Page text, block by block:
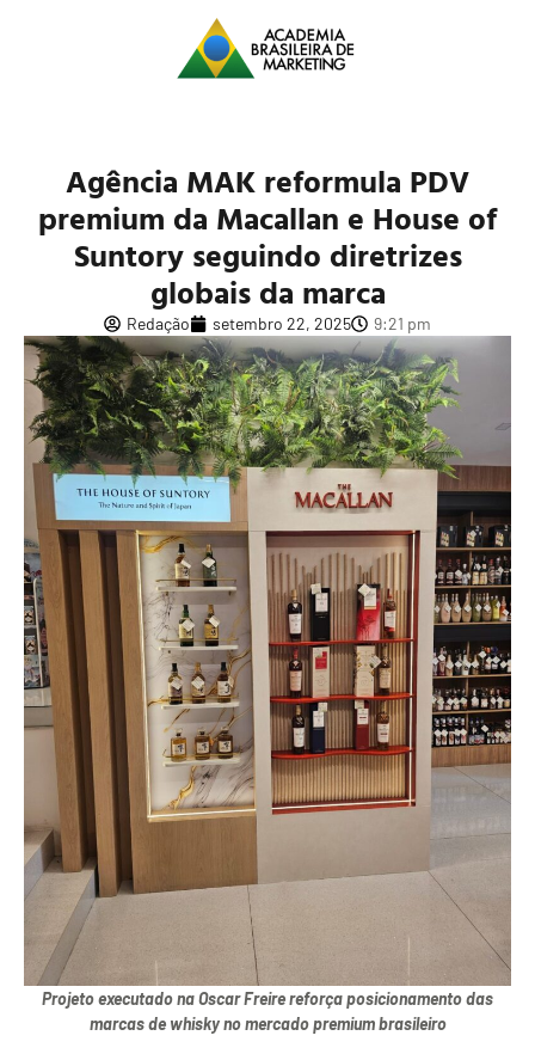
Agência MAK reformula PDV
premium da Macallan e House of
Suntory seguindo diretrizes
globais da marca
Redação setembro 22, 2025 9:21 pm
Projeto executado na Oscar Freire reforça posicionamento das
marcas de whisky no mercado premium brasileiro